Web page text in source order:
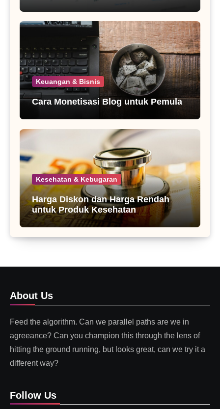
Keuangan & Bisnis
Cara Monetisasi Blog untuk Pemula
Kesehatan & Kebugaran
Harga Diskon dan Harga Rendah
untuk Produk Kesehatan
About Us
Feed the algorithm. Can we parallel paths are we in
agreeance? Can you champion this through the lens of
hitting the ground running, but looks great, can we try it a
different way?
Follow Us